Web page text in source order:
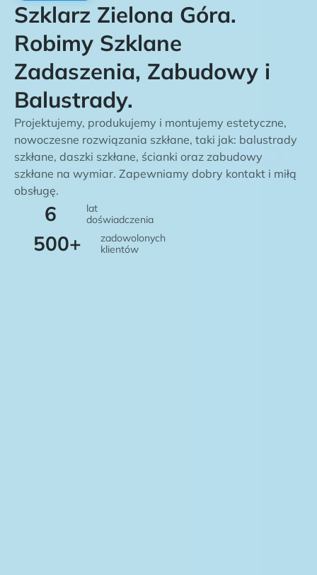
Szklarz Zielona Góra.
Robimy Szklane
Zadaszenia, Zabudowy i
Balustrady.
Projektujemy, produkujemy i montujemy estetyczne,
nowoczesne rozwiązania szkłane, taki jak: balustrady
szkłane, daszki szkłane, ścianki oraz zabudowy
szkłane na wymiar. Zapewniamy dobry kontakt i miłą
obsługę.
lat
doświadczenia
6
zadowolonych
klientów
500+